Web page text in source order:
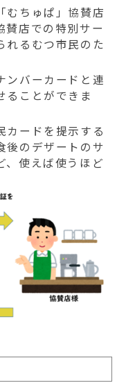
むちゅぱ」協賛店
賛店での特別サー
れるむつ市民のた
ンバーカードと連
ることができま
カードを提示する
後のデザートのサ
、使えば使うほど